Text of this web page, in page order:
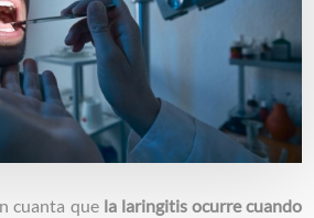
cuanta que la laringitis ocurre cuando